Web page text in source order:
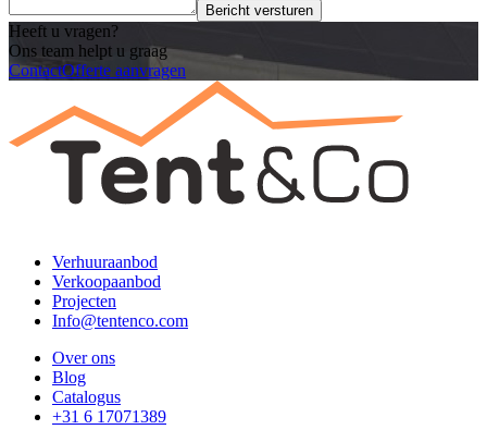
Bericht versturen
Heeft u vragen?
Ons team helpt u graag
ContactOfferte aanvragen
Verhuuraanbod
Verkoopaanbod
Projecten
Info@tentenco.com
Over ons
Blog
Catalogus
+31 6 17071389